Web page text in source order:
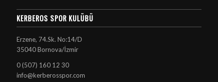
KERBEROS SPOR KULÜBÜ
Erzene, 74.Sk. No:14/D
35040 Bornova/İzmir
0 (507) 160 12 30
info@kerberosspor.com